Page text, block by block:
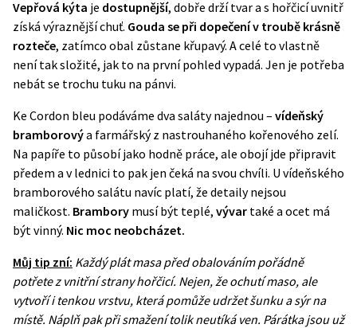
Vepřová kýta je dostupnější, dobře drží tvar a s hořčicí uvnitř
získá výraznější chuť. Gouda se při dopečení v troubě krásně
rozteče, zatímco obal zůstane křupavý. A celé to vlastně
není tak složité, jak to na první pohled vypadá. Jen je potřeba
nebát se trochu tuku na pánvi.
Ke Cordon bleu podáváme dva saláty najednou – vídeňský
bramborovýa farmářský z nastrouhaného kořenového zelí.
Na papíře to působí jako hodně práce, ale obojí jde připravit
předem a v lednici to pak jen čeká na svou chvíli. U vídeňského
bramborového salátu navíc platí, že detaily nejsou
maličkost. Brambory musí být teplé, vývar také a ocet má
být vinný. Nic moc neobcházet.
Můj tip zní: Každý plát masa před obalováním pořádně
potřete z vnitřní strany hořčicí. Nejen, že ochutí maso, ale
vytvoří i tenkou vrstvu, která pomůže udržet šunku a sýr na
místě. Náplň pak při smažení tolik neutíká ven. Párátka jsou už